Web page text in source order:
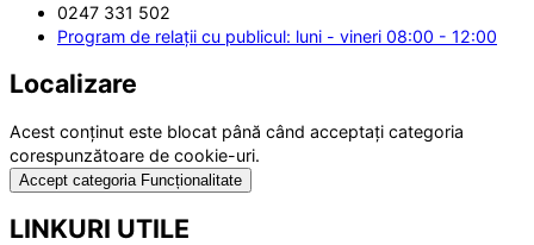
0247 331 502
Program de relații cu publicul: luni - vineri 08:00 - 12:00
Localizare
Acest conținut este blocat până când acceptați categoria
corespunzătoare de cookie-uri.
Accept categoria Funcționalitate
LINKURI UTILE